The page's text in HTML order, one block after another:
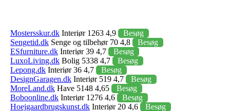
Mostersskur.dk Interiør 1263 4,9
Besøg
Sengetid.dk Senge og tilbehør 70 4,8
Besøg
ESfurniture.dk Interiør 39 4,7
Besøg
LuxoLiving.dk Bolig 5338 4,7
Besøg
Lepong.dk Interiør 36 4,7
Besøg
DesignGaragen.dk Interiør 519 4,7
Besøg
MoreLand.dk Have 5148 4,65
Besøg
Boboonline.dk Interiør 1276 4,6
Besøg
Hoejgaardbrugskunst.dk Interiør 20 4,6
Besøg